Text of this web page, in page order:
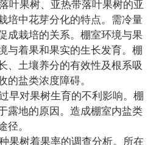
果树、亚热带落叶果树的亚
培中花芽分化的特点。需冷量
成栽培的关系。棚室环境与果
与着果和果实的生长发育。棚
、土壤养分的有效性及根系吸
盐类浓度障碍。
对果树生育的不利影响。棚
露地的原因。造成棚室内盐类
。
树着果率的调查分析。所在